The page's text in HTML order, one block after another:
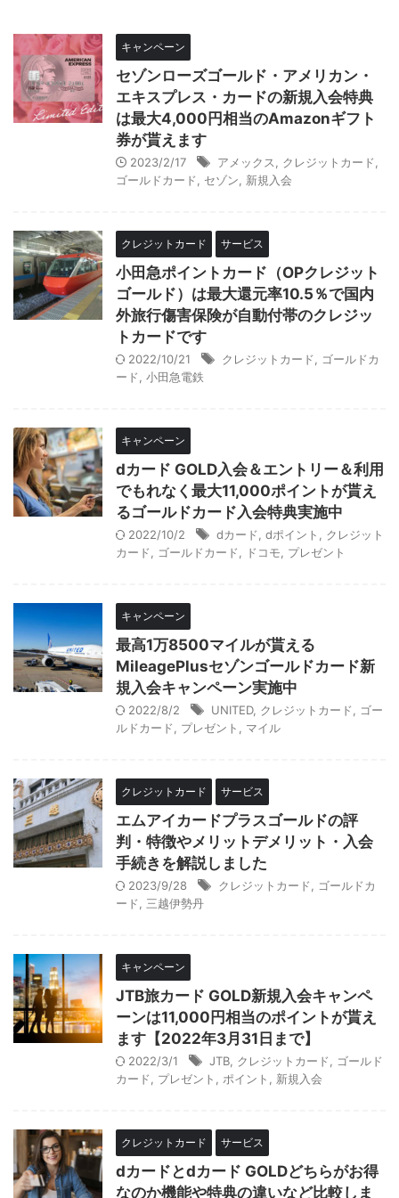
キャンペーン
セゾンローズゴールド・アメリカン・
エキスプレス・カードの新規入会特典
は最大4,000円相当のAmazonギフト
券が貰えます
2023/2/17 アメックス クレジットカード
ゴールドカード
セゾン 新規入会
クレジットカード サービス
小田急ポイントカード（OPクレジット
ゴールド）は最大還元率10.5％で国内
外旅行傷害保険が自動付帯のクレジッ
トカードです
2022/10/21 クレジットカード
ゴールドカ
ード
小田急電鉄
キャンペーン
dカード GOLD入会＆エントリー＆利用
でもれなく最大11,000ポイントが貰え
るゴールドカード入会特典実施中
2022/10/2 dカード dポイント
クレジット
カード
ゴールドカード ドコモ プレゼント
キャンペーン
最高1万8500マイルが貰える
MileagePlusセゾンゴールドカード新
規入会キャンペーン実施中
2022/8/2 UNITED, クレジットカード
ゴー
ルドカード
プレゼント マイル
クレジットカード サービス
エムアイカードプラスゴールドの評
判・特徴やメリットデメリット・入会
手続きを解説しました
2023/9/28 クレジットカード
ゴールドカ
ード
三越伊勢丹
キャンペーン
JTB旅カード GOLD新規入会キャンペ
ーンは11,000円相当のポイントが貰え
ます【2022年3月31日まで】
2022/3/1 JTB クレジットカード
ゴールド
カード
プレゼント ポイント 新規入会
クレジットカード サービス
dカードとdカード GOLDどちらがお得
なのか機能や特典の違いなど比較しま